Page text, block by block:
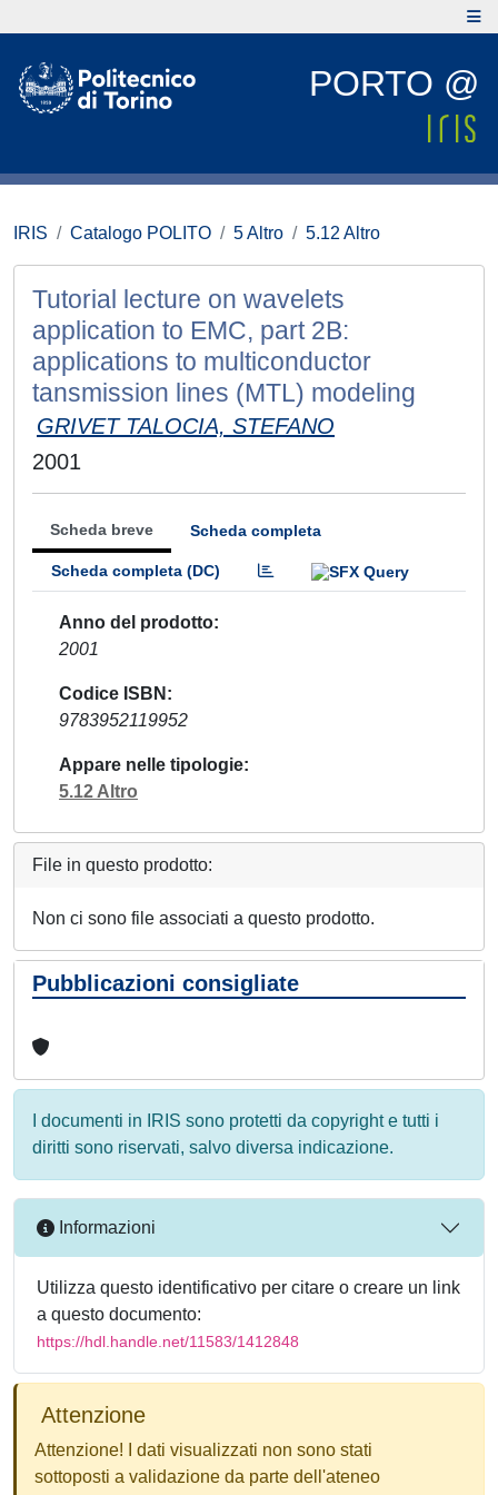
PORTO @
IRIS Catalogo POLITO 5 Altro 5.12 Altro
Tutorial lecture on wavelets
application to EMC, part 2B:
applications to multiconductor
tansmission lines (MTL) modeling
GRIVET TALOCIA, STEFANO
2001
Scheda breve Scheda completa
Scheda completa (DC)
Anno del prodotto
2001
Codice ISBN
9783952119952
Appare nelle tipologie
5.12 Altro
File in questo prodotto:
Non ci sono file associati a questo prodotto.
Pubblicazioni consigliate
I documenti in IRIS sono protetti da copyright e tutti i
diritti sono riservati, salvo diversa indicazione.
Informazioni
Utilizza questo identificativo per citare o creare un link
a questo documento:
https://hdl.handle.net/11583/1412848
Attenzione
Attenzione! I dati visualizzati non sono stati
sottoposti a validazione da parte dell'ateneo